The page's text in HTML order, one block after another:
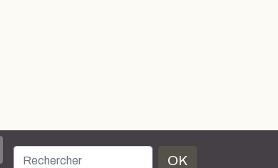
OK